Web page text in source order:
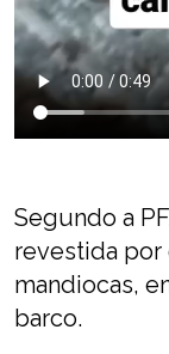
Segundo a
revestida por
mandiocas,
barco.